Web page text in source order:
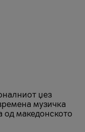
џез
музичка
од македонското